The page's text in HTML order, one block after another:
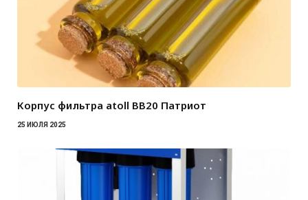
Корпус фильтра atoll BB20 Патриот
25 ИЮЛЯ 2025